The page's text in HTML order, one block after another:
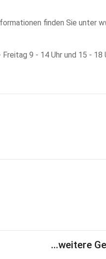
finden Sie unter
9 - 14 Uhr und 15 - 18
...weitere